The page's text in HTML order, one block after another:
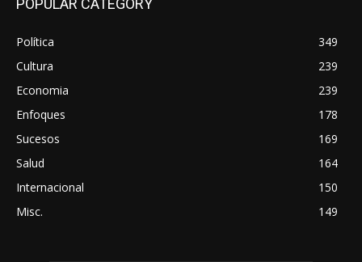
POPULAR CATEGORY
Política
349
Cultura
239
Economia
239
Enfoques
178
Sucesos
169
Salud
164
Internacional
150
Misc.
149